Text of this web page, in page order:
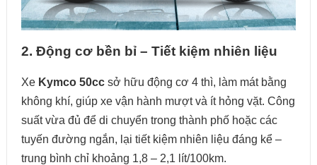
2. Động cơ bền bỉ – Tiết kiệm nhiên liệu
Xe Kymco 50ccsở hữu động cơ 4 thì, làm mát bằng
không khí, giúp xe vận hành mượt và ít hỏng vặt. Công
suất vừa đủ để di chuyển trong thành phố hoặc các
tuyến đường ngắn, lại tiết kiệm nhiên liệu đáng kể –
trung bình chỉ khoảng 1,8 – 2,1 lít/100km.